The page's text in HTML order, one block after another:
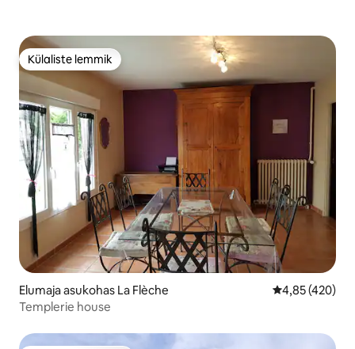
Külaliste lemmik
Külaliste lemmik
Elumaja asukohas La Flèche Keskmine
4,85 (420)
Templerie house